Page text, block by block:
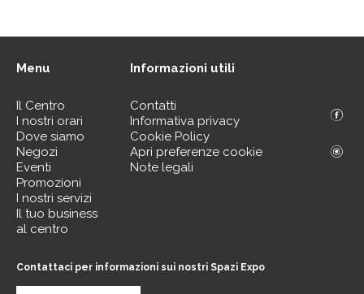
Menu
Il Centro
I nostri orari
Dove siamo
Negozi
Eventi
Promozioni
I nostri servizi
Il tuo business
al centro
Informazioni utili
Contatti
Informativa privacy
Cookie Policy
Apri preferenze cookie
Note legali
Contattaci per informazioni sui nostri Spazi Expo